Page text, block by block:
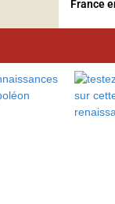
France